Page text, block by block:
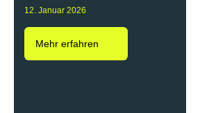
12. Januar 2026
Mehr erfahren